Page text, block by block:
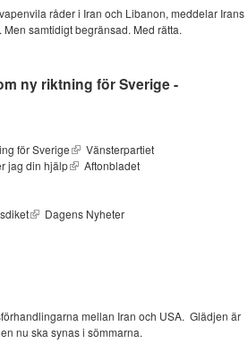
råder i Iran och Libanon, meddelar Irans
samtidigt begränsad. Med rätta.
ny riktning för Sverige -
för Sverige
Vänsterpartiet
jag din hjälp
Aftonbladet
Dagens Nyheter
mellan Iran och USA. Glädjen är
nu ska synas i sömmarna.